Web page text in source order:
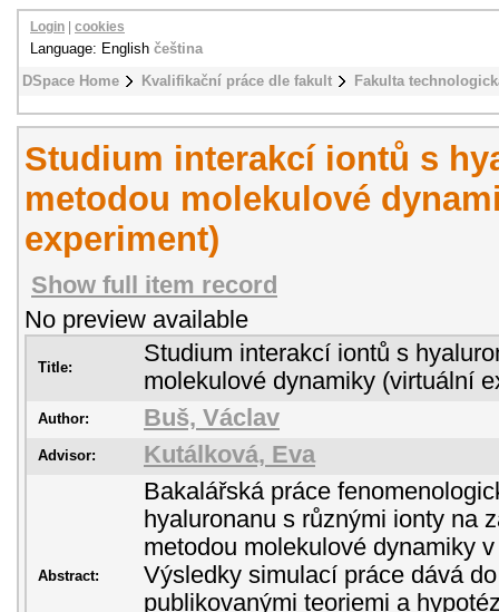
DSpace Home Kvalifikační práce dle fakult Fakulta
Login cookies
Language: English čeština
Studium interakcí iontů s
metodou molekulové
experiment)
Show full item record
No preview available
Title:
Studium interakcí iontů s
molekulové dynamiky (virtuální
Author: Buš, Václav
Advisor: Kutálková, Eva
Abstract:
Bakalářská práce
hyaluronanu s různými ionty na
metodou molekulové dynamiky
Výsledky simulací práce dává
publikovanými teoriemi a